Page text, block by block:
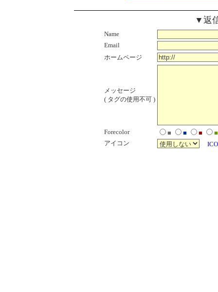
▼返
Name
Email
ホームページ
メッセージ
( タグの使用不可 )
Forecolor ■ ■ ■
■
アイコン